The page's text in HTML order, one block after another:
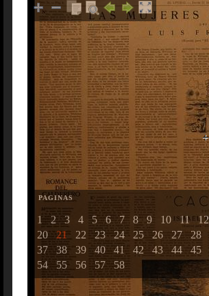
PAGINAS
1 2 3 4 5 6 7 8 9 10 11 12
20
21 22 23 24 25 26 27 28
37
38 39 40 41 42 43 44 45
54
55 56 57 58